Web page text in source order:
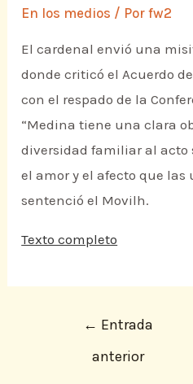
En los medios / Porfw2
El cardenal envió una
donde criticó el Acuerdo
con el respado de la
“Medina tiene una clara
diversidad familiar al acto
el amor y el afecto que las
sentenció el Movilh.
Texto completo
← Entrada
anterior